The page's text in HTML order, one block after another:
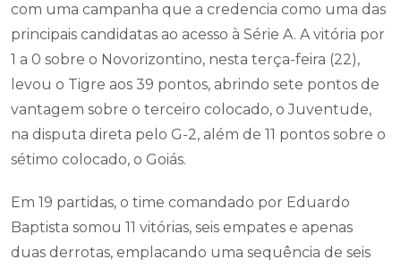
com uma campanha que a credencia como uma das
principais candidatas ao acesso à Série A. A vitória por
1 a 0 sobre o Novorizontino, nesta terça-feira (22),
levou o Tigre aos 39 pontos, abrindo sete pontos de
vantagem sobre o terceiro colocado, o Juventude,
na disputa direta pelo G-2, além de 11 pontos sobre o
sétimo colocado, o Goiás.
Em 19 partidas, o time comandado por Eduardo
Baptista somou 11 vitórias, seis empates e apenas
duas derrotas, emplacando uma sequência de seis